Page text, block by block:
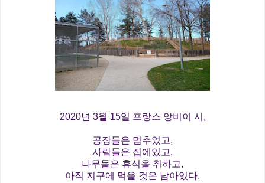
2020년 3월 15일 프랑스 앙비이 시,
공장들은 멈추었고,
사람들은 집에있고,
나무들은 휴식을 취하고,
아직 지구에 먹을 것은 남아있다.